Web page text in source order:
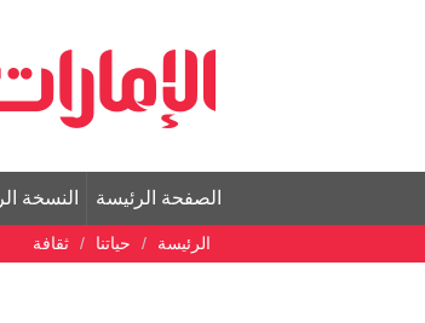
الصفحة الرئيسة النسخة
الرئيسة حياتنا ثقافة